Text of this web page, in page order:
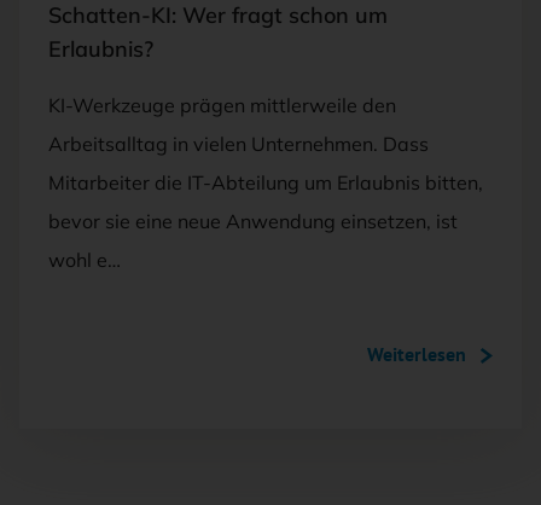
Schatten-KI: Wer fragt schon um
Erlaubnis?
KI-Werkzeuge prägen mittlerweile den
Arbeitsalltag in vielen Unternehmen. Dass
Mitarbeiter die IT-Abteilung um Erlaubnis bitten,
bevor sie eine neue Anwendung einsetzen, ist
wohl e…
Weiterlesen